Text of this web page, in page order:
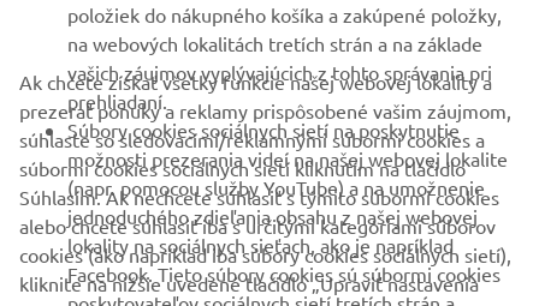
Získajte medzi prvými informácie o najnovších ponukách,
špeciálnych akciách, nových verziách a mnoho ďalšieho
PRIHLÁSIŤ SA NA ODBER
Prečítajte si naše Zásady ochrany osobných údajov, aby ste sa
dozvedeli, ako spracovávame vaše osobné údaje:Ochrana
Osobných Údajov
položiek do nákupného košíka a zakúpené položky,
na webových lokalitách tretích strán a na základe
vašich záujmov vyplývajúcich z tohto správania pri
prehliadaní.
Súbory cookies sociálnych sietí na poskytnutie
možnosti prezerania videí na našej webovej lokalite
(napr. pomocou služby YouTube) a na umožnenie
jednoduchého zdieľania obsahu z našej webovej
lokality na sociálnych sieťach, ako je napríklad
Facebook. Tieto súbory cookies sú súbormi cookies
Ak chcete získať všetky funkcie našej webovej lokality a
prezerať ponuky a reklamy prispôsobené vašim záujmom,
súhlaste so sledovacími/reklamnými súbormi cookies a
súbormi cookies sociálnych sietí kliknutím na tlačidlo
Súhlasím. Ak nechcete súhlasiť s týmito súbormi cookies
alebo chcete súhlasiť iba s určitými kategóriami súborov
cookies (ako napríklad iba súbory cookies sociálnych sietí),
kliknite na nižšie uvedené tlačidlo „Upraviť nastavenia